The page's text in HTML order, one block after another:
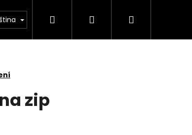
Kontakt
Hledat PřihlášeníNákupní
zip